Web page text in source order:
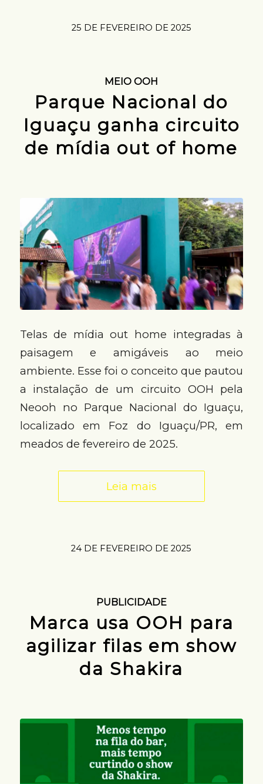
25 DE FEVEREIRO DE 2025
MEIO OOH
Parque Nacional do
Iguaçu ganha circuito
de mídia out of home
Telas de mídia out home integradas à
paisagem e amigáveis ao meio
ambiente. Esse foi o conceito que pautou
a instalação de um circuito OOH pela
Neooh no Parque Nacional do Iguaçu,
localizado em Foz do Iguaçu/PR, em
meados de fevereiro de 2025.
Leia mais
24 DE FEVEREIRO DE 2025
PUBLICIDADE
Marca usa OOH para
agilizar filas em show
da Shakira